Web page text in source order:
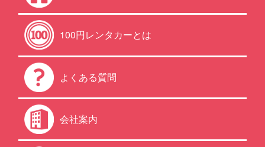
100円レンタカーとは
よくある質問
会社案内